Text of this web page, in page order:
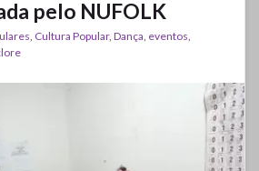
pelo NUFOLK
Cultura Popular, Dança eventos